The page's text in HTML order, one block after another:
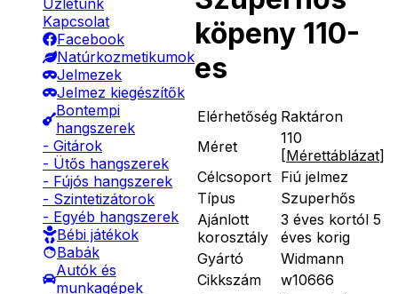
Üzletünk
Kapcsolat
Facebook
Natúrkozmetikumok
Jelmezek
Jelmez kiegészítők
Bontempi
hangszerek
- Gitárok
- Ütős hangszerek
- Fújós hangszerek
- Szintetizátorok
- Egyéb hangszerek
Bébi játékok
Babák
Autók és
munkagépek
köpeny 110-
es
Elérhetőség Raktáron
Méret
110
[Mérettáblázat]
Célcsoport Fiú jelmez
Típus
Szuperhős
Ajánlott
korosztály
3 éves kortól 5
éves korig
Gyártó
Widmann
Cikkszám
w10666